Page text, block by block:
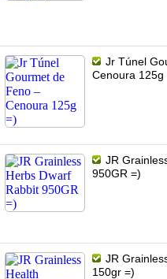
Jr Túnel
Cenoura 125g
JR
950GR =)
JR
150gr =)